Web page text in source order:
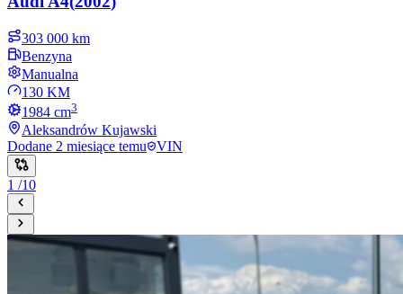
303 000 km
Benzyna
Manualna
130 KM
1984 cm3
Aleksandrów Kujawski
Dodane 2 miesiące temu VIN
1 /10